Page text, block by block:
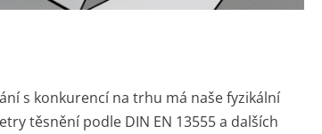
POTRUBÍ
ENGINEERING
ŘÍZENÍ
s konkurencí na trhu má naše fyzikální
těsnění podle DIN EN 13555 a dalších